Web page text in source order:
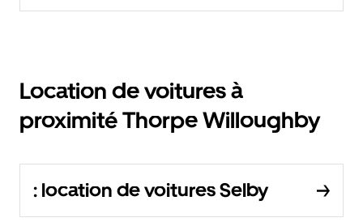
Location de voitures à
proximité Thorpe Willoughby
: location de voitures Selby